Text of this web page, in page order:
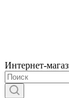
Интернет-